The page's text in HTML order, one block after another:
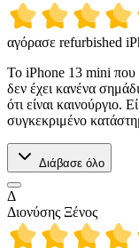
αγόρασε refurbished
Το iPhone 13 mini που
δεν έχει κανένα
ότι είναι καινούργιο.
συγκεκριμένο
Διάβασε όλο
Δ
Διονύσης Ξένος